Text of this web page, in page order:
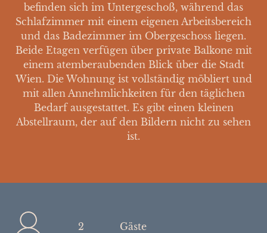
befinden sich im Untergeschoß, während das
Schlafzimmer mit einem eigenen Arbeitsbereich
und das Badezimmer im Obergeschoss liegen.
Beide Etagen verfügen über private Balkone mit
einem atemberaubenden Blick über die Stadt
Wien. Die Wohnung ist vollständig möbliert und
mit allen Annehmlichkeiten für den täglichen
Bedarf ausgestattet. Es gibt einen kleinen
Abstellraum, der auf den Bildern nicht zu sehen
ist.
2 Gäste